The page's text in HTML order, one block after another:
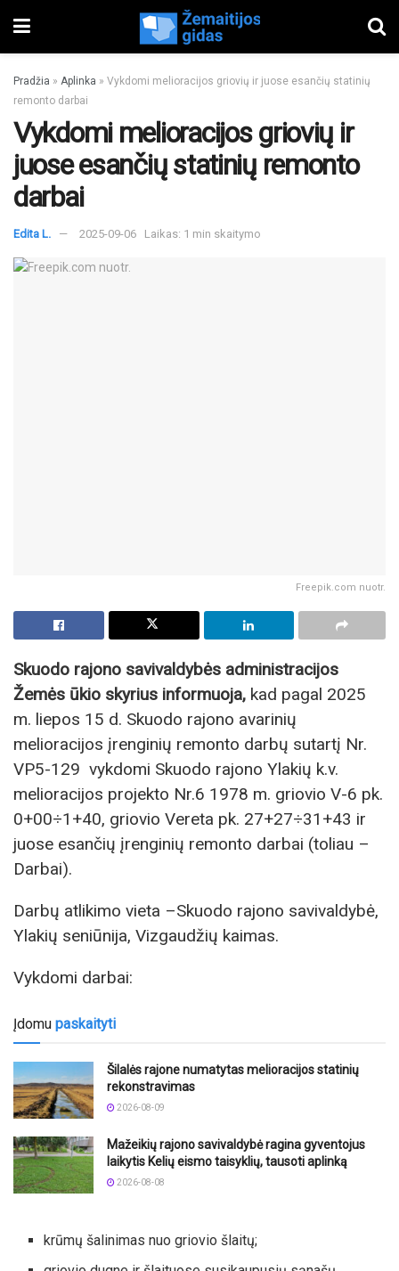
Pradžia » Aplinka » Vykdomi melioracijos griovių ir juose esančių statinių
remonto darbai
Vykdomi melioracijos griovių ir
juose esančių statinių remonto
darbai
Edita L. 2025-09-06 Laikas: 1 min skaitymo
Freepik.com nuotr.
Skuodo rajono savivaldybės administracijos
Žemės ūkio skyrius informuoja, kad pagal 2025
m. liepos 15 d. Skuodo rajono avarinių
melioracijos įrenginių remonto darbų sutartį Nr.
VP5-129 vykdomi Skuodo rajono Ylakių k.v.
melioracijos projekto Nr.6 1978 m. griovio V-6 pk.
0+00÷1+40, griovio Vereta pk. 27+27÷31+43 ir
juose esančių įrenginių remonto darbai (toliau –
Darbai).
Darbų atlikimo vieta –Skuodo rajono savivaldybė,
Ylakių seniūnija, Vizgaudžių kaimas.
Vykdomi darbai:
Įdomu paskaityti
Šilalės rajone numatytas melioracijos statinių
rekonstravimas
2026-08-09
Mažeikių rajono savivaldybė ragina gyventojus
laikytis Kelių eismo taisyklių, tausoti aplinką
2026-08-08
krūmų šalinimas nuo griovio šlaitų;